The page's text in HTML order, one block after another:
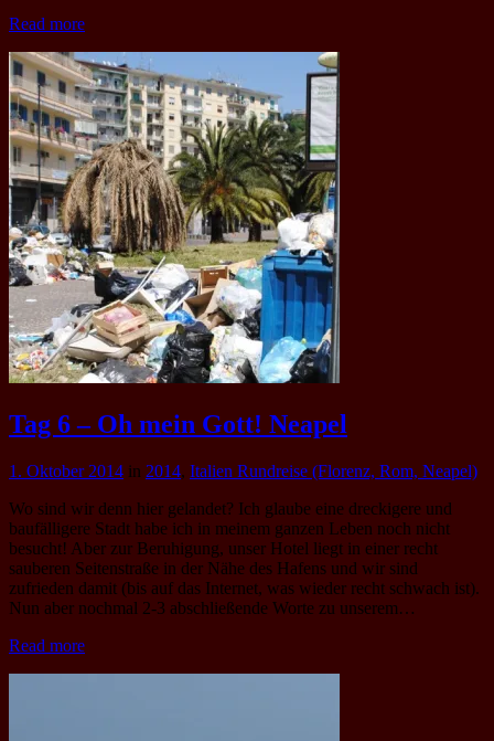
Read more
Tag 6 – Oh mein Gott! Neapel
1. Oktober 2014 in 2014, Italien Rundreise (Florenz, Rom, Neapel)
Wo sind wir denn hier gelandet? Ich glaube eine dreckigere und
baufälligere Stadt habe ich in meinem ganzen Leben noch nicht
besucht! Aber zur Beruhigung, unser Hotel liegt in einer recht
sauberen Seitenstraße in der Nähe des Hafens und wir sind
zufrieden damit (bis auf das Internet, was wieder recht schwach ist).
Nun aber nochmal 2-3 abschließende Worte zu unserem…
Read more